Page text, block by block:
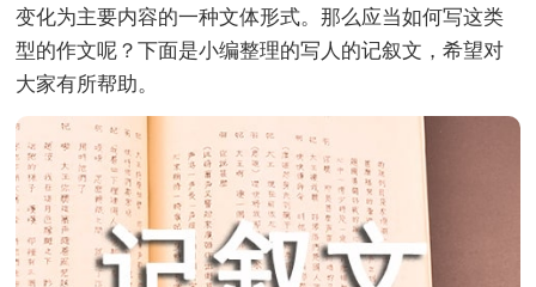
变化为主要内容的一种文体形式。那么应当如何写这类
型的作文呢？下面是小编整理的写人的记叙文，希望对
大家有所帮助。